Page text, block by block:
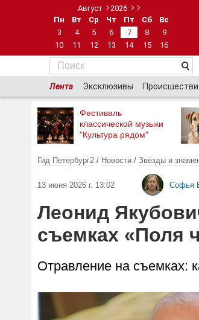
Август
2026
Пн
Вт Ср Чт Пт Сб
Вс
3
4 5 6 7 8
9
10
11 12 13 14 15 16
Лента Эксклюзивы
Фестиваль
классической музыки
"Культура рядом"
Гид Петербург2 / Новости / Звёзды и
13 июня 2026 г. 13:02 Софья
Леонид
съемках «Поля
Отравление на съемках: